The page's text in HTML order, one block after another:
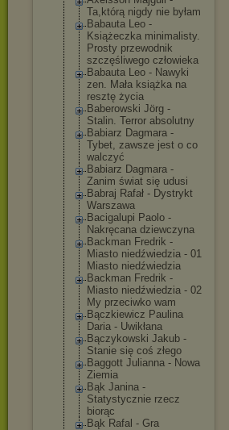
Ta,którą nigdy nie byłam
Babauta Leo -
Książeczka minimalisty.
Prosty przewodnik
szczęśliwego człowieka
Babauta Leo - Nawyki
zen. Mała książka na
resztę życia
Baberowski Jörg -
Stalin. Terror absolutny
Babiarz Dagmara -
Tybet, zawsze jest o co
walczyć
Babiarz Dagmara -
Zanim świat się udusi
Babraj Rafał - Dystrykt
Warszawa
Bacigalupi Paolo -
Nakręcana dziewczyna
Backman Fredrik -
Miasto niedźwiedzia - 01
Miasto niedźwiedzia
Backman Fredrik -
Miasto niedźwiedzia - 02
My przeciwko wam
Bączkiewicz Paulina
Daria - Uwikłana
Bączykowski Jakub -
Stanie się coś złego
Baggott Julianna - Nowa
Ziemia
Bąk Janina -
Statystycznie rzecz
biorąc
Bąk Rafal - Gra